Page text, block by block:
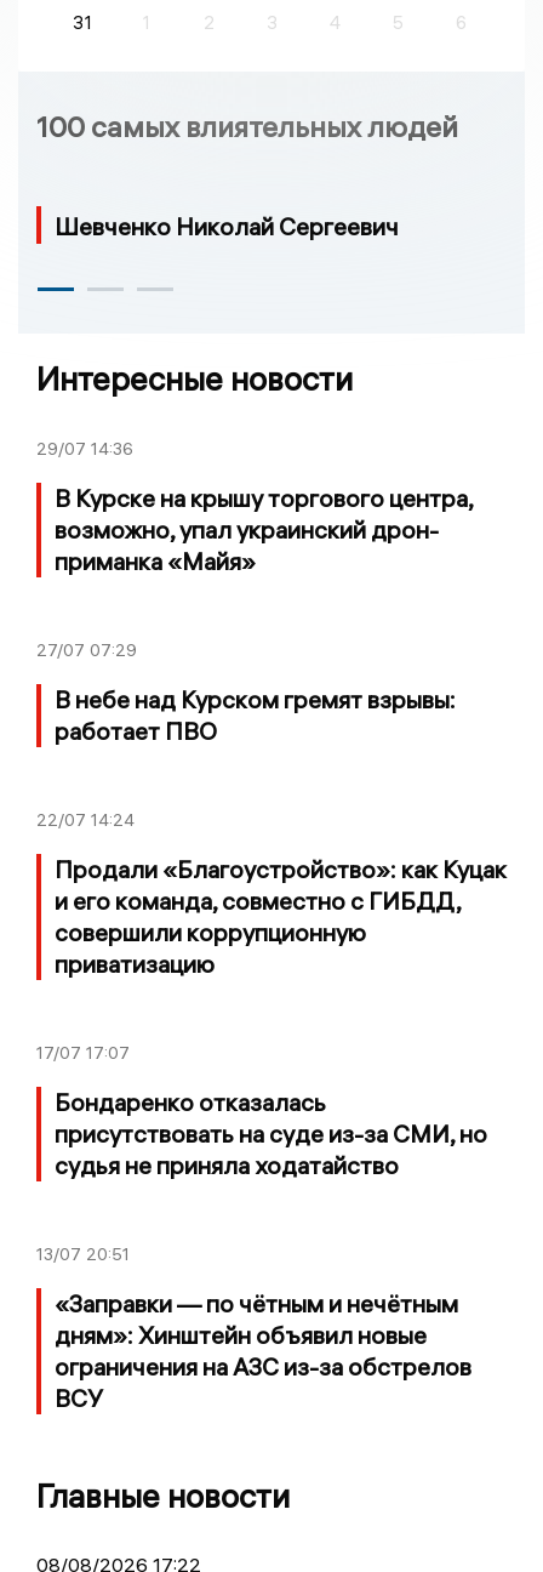
31
1 2 3 4 5 6
100 самых влиятельных людей
Шевченко Николай Сергеевич
Интересные новости
29/07 14:36
В Курске на крышу торгового центра,
возможно, упал украинский дрон-
приманка «Майя»
27/07 07:29
В небе над Курском гремят взрывы:
работает ПВО
22/07 14:24
Продали «Благоустройство»: как Куцак
и его команда, совместно с ГИБДД,
совершили коррупционную
приватизацию
17/07 17:07
Бондаренко отказалась
присутствовать на суде из-за СМИ, но
судья не приняла ходатайство
13/07 20:51
«Заправки — по чётным и нечётным
дням»: Хинштейн объявил новые
ограничения на АЗС из-за обстрелов
ВСУ
Главные новости
08/08/2026 17:22